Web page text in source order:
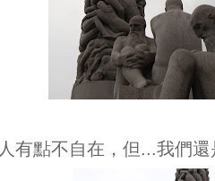
有點不自在，但...我們